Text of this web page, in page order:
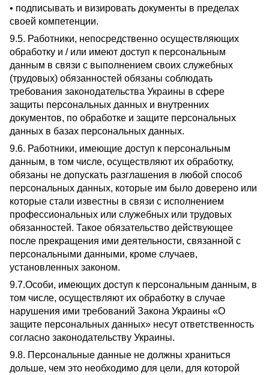
• подписывать и визировать документы в пределах
своей компетенции.
9.5. Работники, непосредственно осуществляющих
обработку и / или имеют доступ к персональным
данным в связи с выполнением своих служебных
(трудовых) обязанностей обязаны соблюдать
требования законодательства Украины в сфере
защиты персональных данных и внутренних
документов, по обработке и защите персональных
данных в базах персональных данных.
9.6. Работники, имеющие доступ к персональным
данным, в том числе, осуществляют их обработку,
обязаны не допускать разглашения в любой способ
персональных данных, которые им было доверено или
которые стали известны в связи с исполнением
профессиональных или служебных или трудовых
обязанностей. Такое обязательство действующее
после прекращения ими деятельности, связанной с
персональными данными, кроме случаев,
установленных законом.
9.7.Особи, имеющих доступ к персональным данным, в
том числе, осуществляют их обработку в случае
нарушения ими требований Закона Украины «О
защите персональных данных» несут ответственность
согласно законодательству Украины.
9.8. Персональные данные не должны храниться
дольше, чем это необходимо для цели, для которой